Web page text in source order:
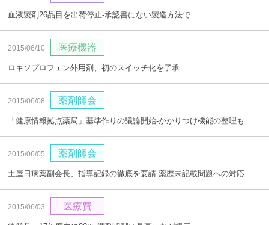
血液製剤26品目を出荷停止‐承認書にない製造方法で
2015/06/10 医療機器
ロキソプロフェン外用剤、初のスイッチ化を了承
2015/06/08 薬剤師会
「健康情報拠点薬局」基準作りの議論開始‐かかりつけ機能の整理も
2015/06/05 薬剤師会
土屋日病薬副会長、指導記録の徹底を要請‐薬歴未記載問題への対応
2015/06/03 医療費